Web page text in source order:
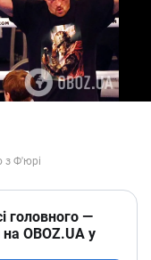
головного —
OBOZ.UA у